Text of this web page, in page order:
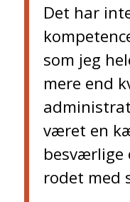
Det har
som jeg
mere end
været en
besværlige
rodet med